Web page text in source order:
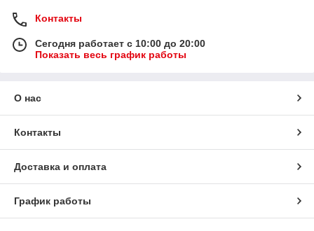
Контакты
Сегодня работает с 10:00 до 20:00
Показать весь график работы
О нас
Контакты
Доставка и оплата
График работы